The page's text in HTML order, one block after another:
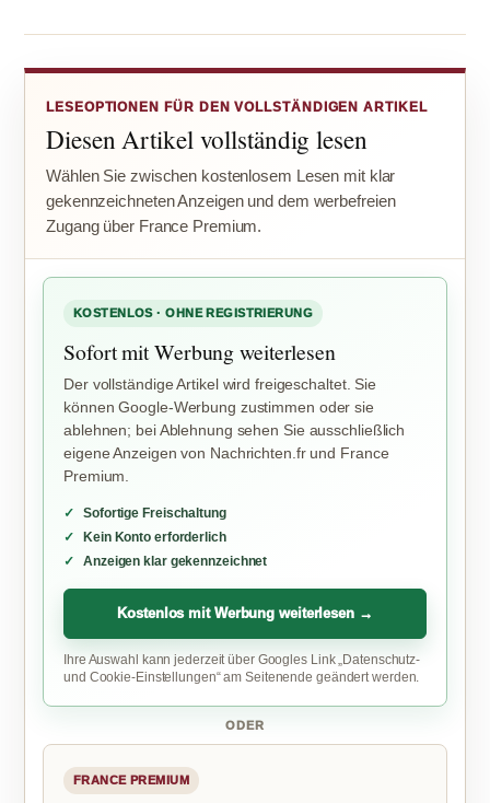
LESEOPTIONEN FÜR DEN VOLLSTÄNDIGEN ARTIKEL
Diesen Artikel vollständig lesen
Wählen Sie zwischen kostenlosem Lesen mit klar
gekennzeichneten Anzeigen und dem werbefreien
Zugang über France Premium.
KOSTENLOS · OHNE REGISTRIERUNG
Sofort mit Werbung weiterlesen
Der vollständige Artikel wird freigeschaltet. Sie
können Google-Werbung zustimmen oder sie
ablehnen; bei Ablehnung sehen Sie ausschließlich
eigene Anzeigen von Nachrichten.fr und France
Premium.
Sofortige Freischaltung
Kein Konto erforderlich
Anzeigen klar gekennzeichnet
Kostenlos mit Werbung weiterlesen →
Ihre Auswahl kann jederzeit über Googles Link „Datenschutz-
und Cookie-Einstellungen“ am Seitenende geändert werden.
ODER
FRANCE PREMIUM